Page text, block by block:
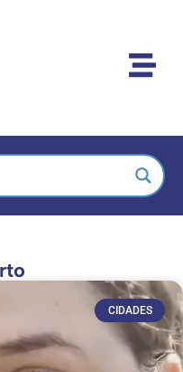
CIDADES